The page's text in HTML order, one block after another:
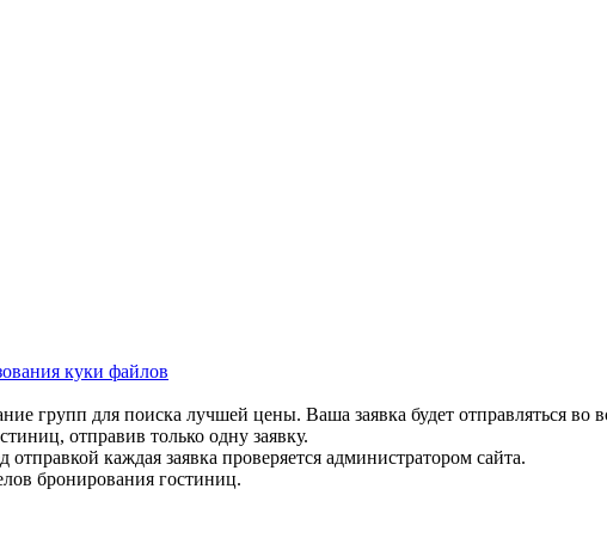
куки файлов
групп для поиска лучшей цены. Ваша заявка будет отправляться
отправив только одну заявку.
каждая заявка проверяется администратором сайта.
бронирования гостиниц.